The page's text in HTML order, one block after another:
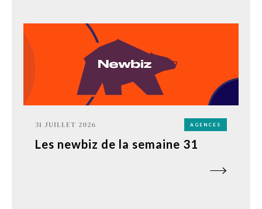
31 JUILLET 2026 AGENCES
Les newbiz de la semaine 31